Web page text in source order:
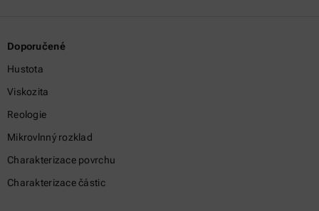
Doporučené
Hustota
Viskozita
Reologie
Mikrovlnný rozklad
Charakterizace povrchu
Charakterizace částic